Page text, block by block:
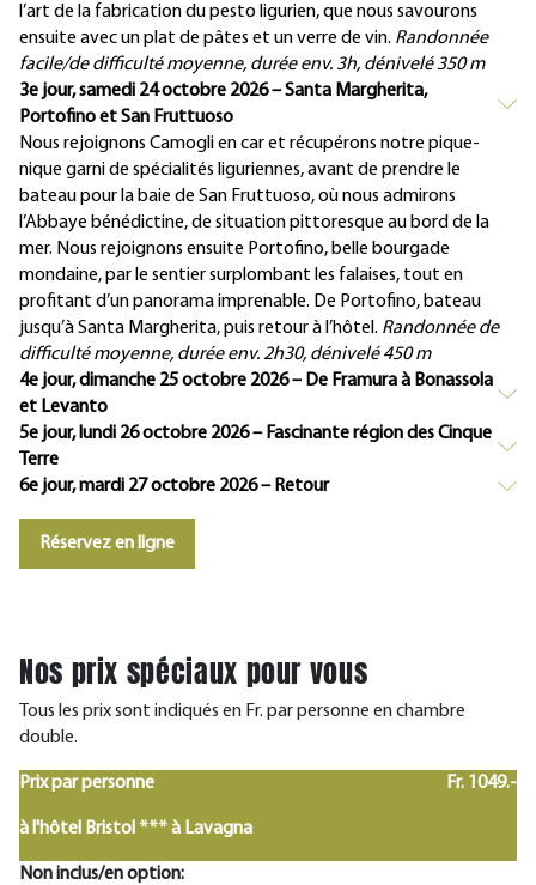
l’art de la fabrication du pesto ligurien, que nous savourons
ensuite avec un plat de pâtes et un verre de vin. Randonnée
facile/de difficulté moyenne, durée env. 3h, dénivelé 350 m
3e jour, samedi 24 octobre 2026 – Santa Margherita,
Portofino et San Fruttuoso
Nous rejoignons Camogli en car et récupérons notre pique-
nique garni de spécialités liguriennes, avant de prendre le
bateau pour la baie de San Fruttuoso, où nous admirons
l’Abbaye bénédictine, de situation pittoresque au bord de la
mer. Nous rejoignons ensuite Portofino, belle bourgade
mondaine, par le sentier surplombant les falaises, tout en
profitant d’un panorama imprenable. De Portofino, bateau
jusqu’à Santa Margherita, puis retour à l’hôtel. Randonnée de
difficulté moyenne, durée env. 2h30, dénivelé 450 m
4e jour, dimanche 25 octobre 2026 – De Framura à Bonassola
et Levanto
5e jour, lundi 26 octobre 2026 – Fascinante région des Cinque
Terre
6e jour, mardi 27 octobre 2026 – Retour
Réservez en ligne
Nos prix spéciaux pour vous
Tous les prix sont indiqués en Fr. par personne en chambre
double.
Prix par personne Fr. 1049.-
à l'hôtel Bristol *** à Lavagna
Non inclus/en option: